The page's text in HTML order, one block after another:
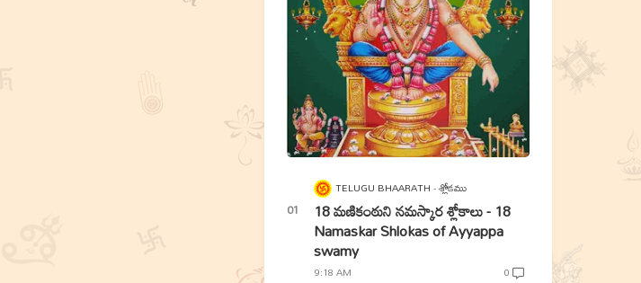
TELUGU BHAARATH శ్లోకము
18 మణికంఠుని నమస్కార శ్లోకాలు - 18
Namaskar Shlokas of Ayyappa
swamy
9:18 AM 0